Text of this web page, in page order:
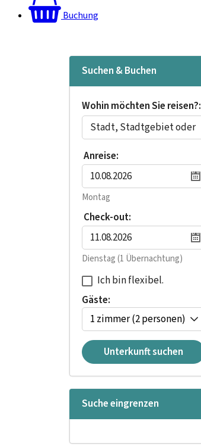
Buchung
Suchen & Buchen
Wohin möchten Sie reisen?:
Anreise:
Montag
Check-out:
Dienstag(1 Übernachtung)
Ich bin flexibel.
Gäste:
1 zimmer(2 personen)
Unterkunft suchen
Suche eingrenzen